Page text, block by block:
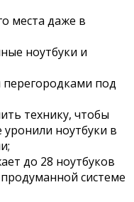
места даже в
ноутбуки и
под
технику, чтобы
ноутбуки в
до 28 ноутбуков
системе